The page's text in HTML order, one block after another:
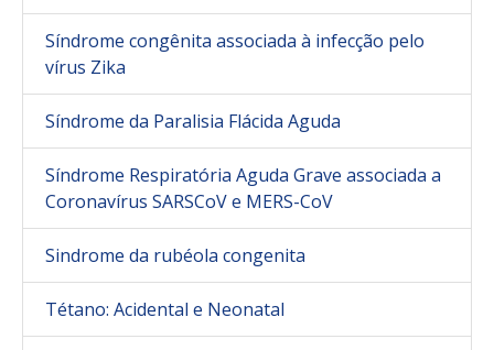
Síndrome congênita associada à infecção pelo
vírus Zika
Síndrome da Paralisia Flácida Aguda
Síndrome Respiratória Aguda Grave associada a
Coronavírus SARSCoV e MERS-CoV
Sindrome da rubéola congenita
Tétano: Acidental e Neonatal